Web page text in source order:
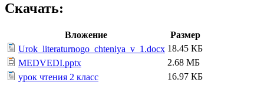
Скачать:
Вложение
Размер
Urok_literaturnogo_chteniya_v_1.docx 18.45 КБ
MEDVEDI.pptx
2.68 МБ
урок чтения 2 класс
16.97 КБ